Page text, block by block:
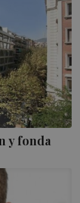
y fonda